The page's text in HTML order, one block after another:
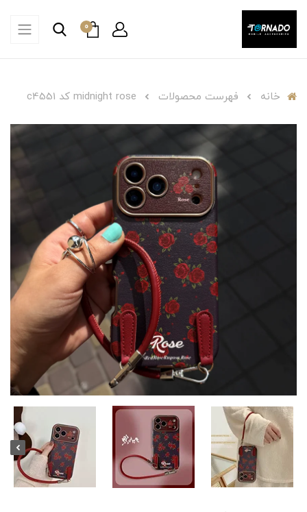
0
خانه فهرست محصولات midnight rose کد c4551